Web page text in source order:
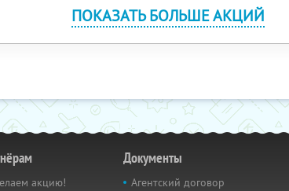
ПОКАЗАТЬ БОЛЬШЕ АКЦИЙ
акцию!
Документы
Агентский договор